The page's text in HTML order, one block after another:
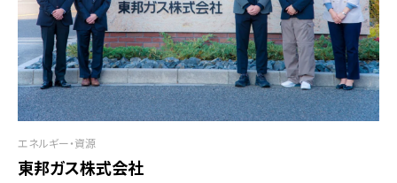
エネルギー・資源
東邦ガス株式会社